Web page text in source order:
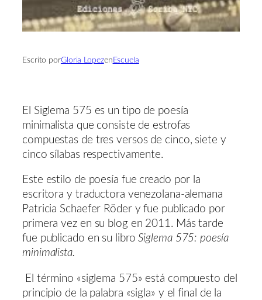
Escrito porGloria Lopezen Escuela
El Siglema 575 es un tipo de poesía
minimalista que consiste de estrofas
compuestas de tres versos de cinco, siete y
cinco sílabas respectivamente.
Este estilo de poesía fue creado por la
escritora y traductora venezolana-alemana
Patricia Schaefer Röder y fue publicado por
primera vez en su blog en 2011. Más tarde
fue publicado en su libroSiglema 575: poesía
minimalista.
El término «siglema 575» está compuesto del
principio de la palabra «sigla» y el final de la